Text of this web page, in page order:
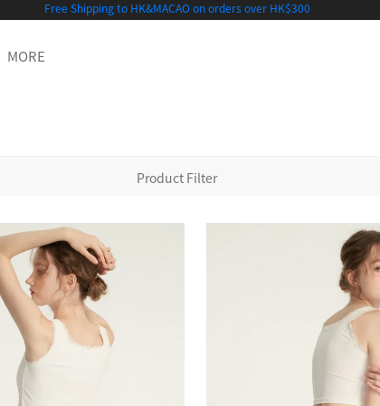
Free Shipping to HK&MACAO on orders over HK$300
MORE
Product Filter